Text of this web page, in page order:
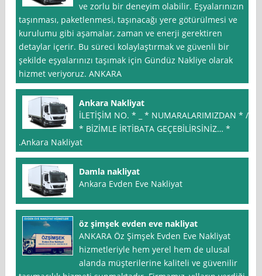
ve zorlu bir deneyim olabilir. Eşyalarınızın
taşınması, paketlenmesi, taşınacağı yere götürülmesi ve
kurulumu gibi aşamalar, zaman ve enerji gerektiren
detaylar içerir. Bu süreci kolaylaştırmak ve güvenli bir
şekilde eşyalarınızı taşımak için Gündüz Nakliye olarak
hizmet veriyoruz. ANKARA
Ankara Nakliyat
İLETİŞİM NO. * _ * NUMARALARIMIZDAN * /
* BİZİMLE İRTİBATA GEÇEBİLİRSİNİZ… *
.Ankara Nakliyat
Damla nakliyat
Ankara Evden Eve Nakliyat
öz şimşek evden eve nakliyat
ANKARA Öz Şimşek Evden Eve Nakliyat
hizmetleriyle hem yerel hem de ulusal
alanda müşterilerine kaliteli ve güvenilir